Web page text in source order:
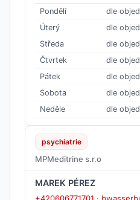
Pondělí
dle
Úterý
dle
Středa
dle
Čtvrtek
dle
Pátek
dle
Sobota
dle
Neděle
dle
psychiatrie
MPMeditrine s.r.o
MAREK PÉREZ